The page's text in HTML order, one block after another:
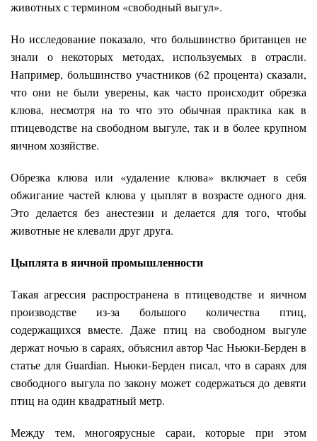
животных с термином «свободный выгул».
Но исследование показало, что большинство британцев не
знали о некоторых методах, используемых в отрасли.
Например, большинство участников (62 процента) сказали,
что они не были уверены, как часто происходит обрезка
клюва, несмотря на то что это обычная практика как в
птицеводстве на свободном выгуле, так и в более крупном
яичном хозяйстве.
Обрезка клюва или «удаление клюва» включает в себя
обжигание частей клюва у цыплят в возрасте одного дня.
Это делается без анестезии и делается для того, чтобы
животные не клевали друг друга.
Цыплята в яичной промышленности
Такая агрессия распространена в птицеводстве и яичном
производстве из-за большого количества птиц,
содержащихся вместе. Даже птиц на свободном выгуле
держат ночью в сараях, объяснил автор Час Ньюки-Берден в
статье для Guardian. Ньюки-Берден писал, что в сараях для
свободного выгула по закону может содержаться до девяти
птиц на один квадратный метр.
Между тем, многоярусные сараи, которые при этом